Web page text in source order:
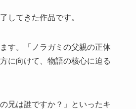
してきた作品です。
す。「ノラガミの父親の正体
に向けて、物語の核心に迫る
兄は誰ですか？」といったキ